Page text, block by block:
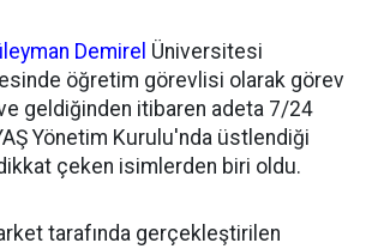
Demirel Üniversitesi
öğretim görevlisi olarak görev
geldiğinden itibaren adeta 7/24
Yönetim Kurulu'nda üstlendiği
çeken isimlerden biri oldu.
tarafında gerçekleştirilen